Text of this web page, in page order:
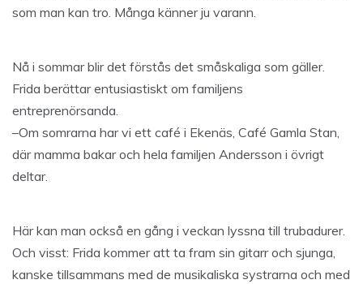
som man kan tro. Många känner ju varann.
Nå i sommar blir det förstås det småskaliga som gäller.
Frida berättar entusiastiskt om familjens
entreprenörsanda.
–Om somrarna har vi ett café i Ekenäs, Café Gamla Stan,
där mamma bakar och hela familjen Andersson i övrigt
deltar.
Här kan man också en gång i veckan lyssna till trubadurer.
Och visst: Frida kommer att ta fram sin gitarr och sjunga,
kanske tillsammans med de musikaliska systrarna och med